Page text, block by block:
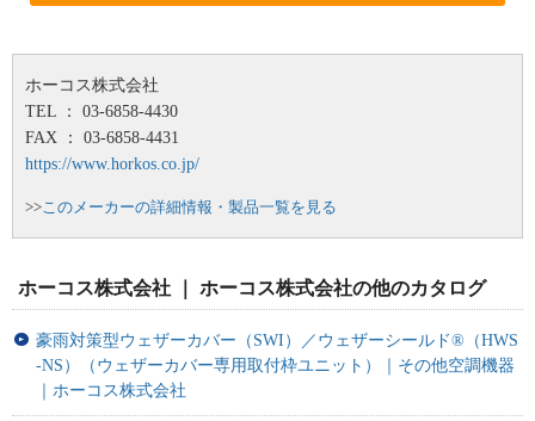
ホーコス株式会社
TEL ： 03-6858-4430
FAX ： 03-6858-4431
https://www.horkos.co.jp/
>> このメーカーの詳細情報・製品一覧を見る
ホーコス株式会社 ｜ ホーコス株式会社の他のカタログ
豪雨対策型ウェザーカバー（SWI）／ウェザーシールド®（HWS
-NS）（ウェザーカバー専用取付枠ユニット）｜その他空調機器
｜ホーコス株式会社